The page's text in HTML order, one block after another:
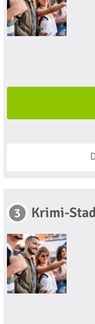
3 Krimi-